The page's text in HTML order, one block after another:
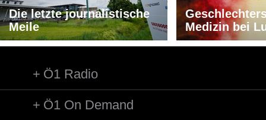
Die letzte journalistische
Meile
Medizin bei
Ö1 Radio
Ö1 On Demand